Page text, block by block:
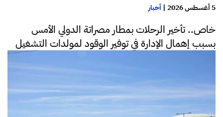
5 أغسطس 2026 | أخبار
خاص.. تأخير الرحلات بمطار مصراتة الدولي الأمس
بسبب إهمال الإدارة في توفير الوقود لمولدات التشغيل